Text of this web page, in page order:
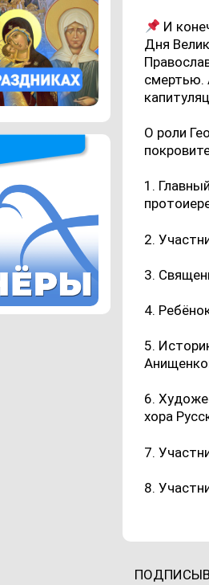
И
Дня
смертью.
О роли
1.
2.
3.
4.
5.
6.
хора
7.
8.